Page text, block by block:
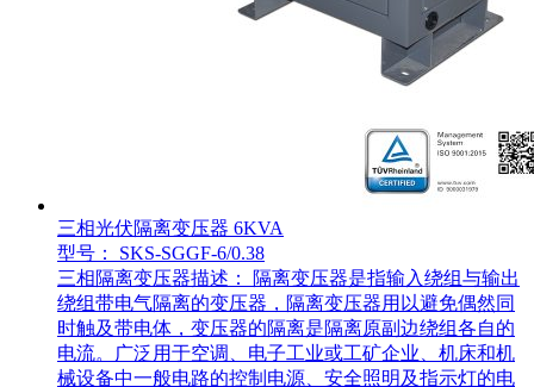
三相光伏隔离变压器 6KVA
型号： SKS-SGGF-6/0.38
三相隔离变压器描述： 隔离变压器是指输入绕组与输出
绕组带电气隔离的变压器，隔离变压器用以避免偶然同
时触及带电体，变压器的隔离是隔离原副边绕组各自的
电流。广泛用于空调、电子工业或工矿企业、机床和机
械设备中一般电路的控制电源、安全照明及指示灯的电